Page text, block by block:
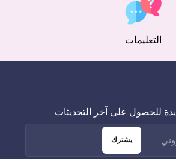
التعليمات
للحصول على آخر التحديثات
يشترك